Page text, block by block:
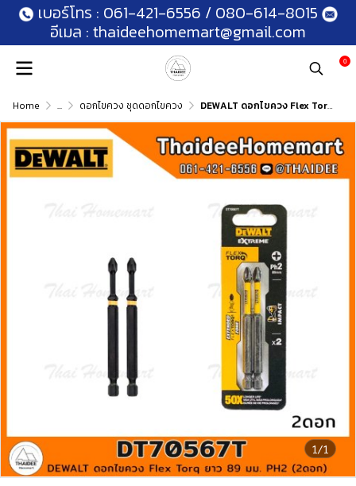
เบอร์โทร : 061-421-6556 / 080-614-8015
อีเมล : thaideehomemart@gmail.com
0
Home ... ดอกไขควง ชุดดอกไขควง DEWALT ดอกไขควง Flex Torq ยาว 89 มม. PH2 (2ดอก) DT70567T
1/1